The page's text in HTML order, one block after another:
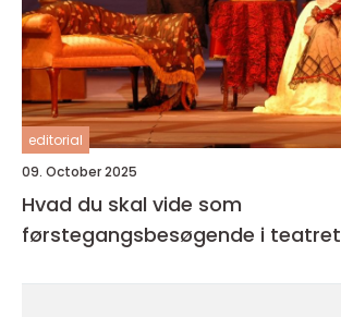
editorial
09. October 2025
Hvad du skal vide som
førstegangsbesøgende i teatret